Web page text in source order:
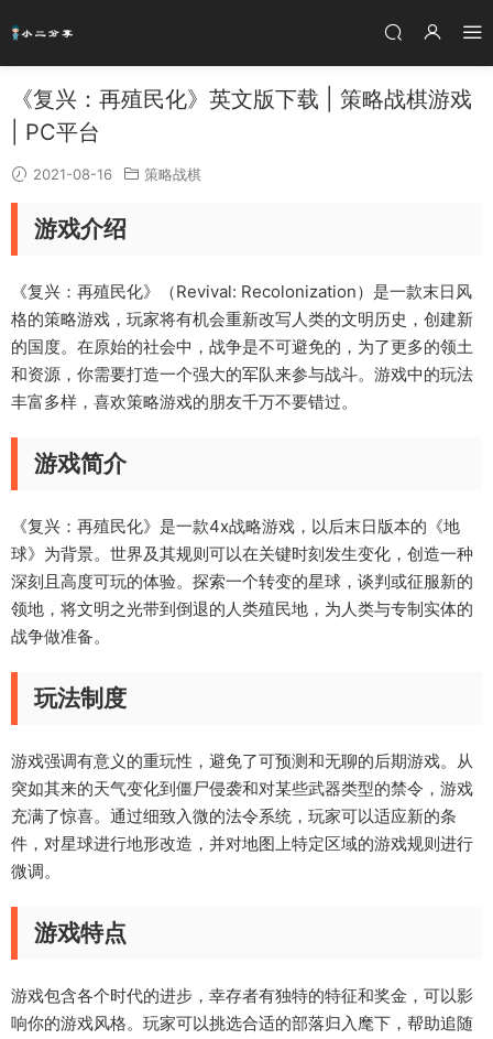
《复兴：再殖民化》英文版下载 | 策略战棋游戏
| PC平台
2021-08-16 策略战棋
游戏介绍
《复兴：再殖民化》（Revival: Recolonization）是一款末日风
格的策略游戏，玩家将有机会重新改写人类的文明历史，创建新
的国度。在原始的社会中，战争是不可避免的，为了更多的领土
和资源，你需要打造一个强大的军队来参与战斗。游戏中的玩法
丰富多样，喜欢策略游戏的朋友千万不要错过。
游戏简介
《复兴：再殖民化》是一款4x战略游戏，以后末日版本的《地
球》为背景。世界及其规则可以在关键时刻发生变化，创造一种
深刻且高度可玩的体验。探索一个转变的星球，谈判或征服新的
领地，将文明之光带到倒退的人类殖民地，为人类与专制实体的
战争做准备。
玩法制度
游戏强调有意义的重玩性，避免了可预测和无聊的后期游戏。从
突如其来的天气变化到僵尸侵袭和对某些武器类型的禁令，游戏
充满了惊喜。通过细致入微的法令系统，玩家可以适应新的条
件，对星球进行地形改造，并对地图上特定区域的游戏规则进行
微调。
游戏特点
游戏包含各个时代的进步，幸存者有独特的特征和奖金，可以影
响你的游戏风格。玩家可以挑选合适的部落归入麾下，帮助追随